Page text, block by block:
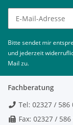
Newsletter
Bitte sendet mir
und jederzeit
Mail zu.
Fachberatung
Tel: 02327 / 586
Fax: 02327 / 586